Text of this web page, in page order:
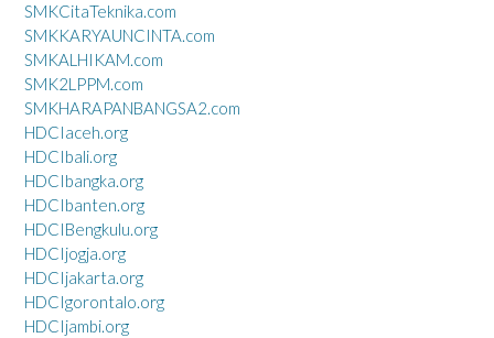
SMKCitaTeknika.com
SMKKARYAUNCINTA.com
SMKALHIKAM.com
SMK2LPPM.com
SMKHARAPANBANGSA2.com
HDCIaceh.org
HDCIbali.org
HDCIbangka.org
HDCIbanten.org
HDCIBengkulu.org
HDCIjogja.org
HDCIjakarta.org
HDCIgorontalo.org
HDCIjambi.org